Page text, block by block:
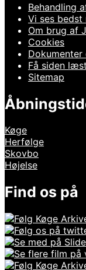
Behandling
Vi ses bedst
Om brug af
Cookies
Få siden
Sitemap
Køge
Herfølge
Skovbo
Højelse
Find os på